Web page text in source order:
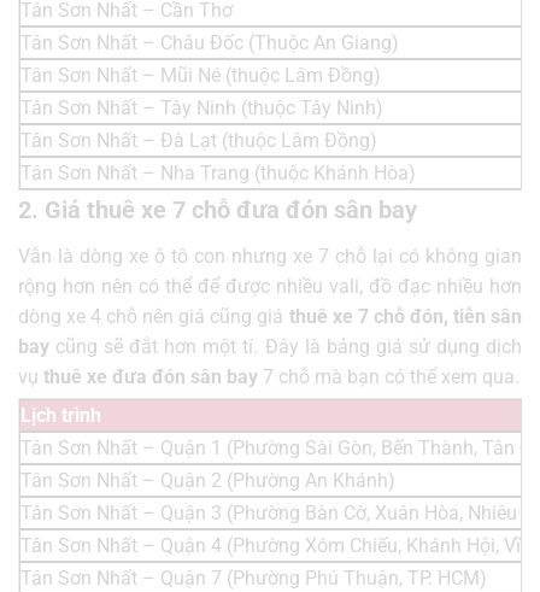
Tân Sơn Nhất – Cần Thơ
Tân Sơn Nhất – Châu Đốc (Thuộc An Giang)
Tân Sơn Nhất – Mũi Né (thuộc Lâm Đồng)
Tân Sơn Nhất – Tây Ninh (thuộc Tây Ninh)
Tân Sơn Nhất – Đà Lạt (thuộc Lâm Đồng)
Tân Sơn Nhất – Nha Trang (thuộc Khánh Hòa)
2. Giá thuê xe 7 chỗ đưa đón sân bay
Vẫn là dòng xe ô tô con nhưng xe 7 chỗ lại có không gian
rộng hơn nên có thể để được nhiều vali, đồ đạc nhiều hơn
dòng xe 4 chỗ nên giá cũng giá thuê xe 7 chỗ đón, tiễn sân
bay cũng sẽ đắt hơn một tí. Đây là bảng giá sử dụng dịch
vụ thuê xe đưa đón sân bay 7 chỗ mà bạn có thể xem qua.
Lịch trình
Tân Sơn Nhất – Quận 1 (Phường Sài Gòn, Bến Thành, Tân
Tân Sơn Nhất – Quận 2 (Phường An Khánh)
Tân Sơn Nhất – Quận 3 (Phường Bàn Cờ, Xuân Hòa, Nhiêu
Tân Sơn Nhất – Quận 4 (Phường Xóm Chiếu, Khánh Hội,
Tân Sơn Nhất – Quận 7 (Phường Phú Thuận, TP. HCM)